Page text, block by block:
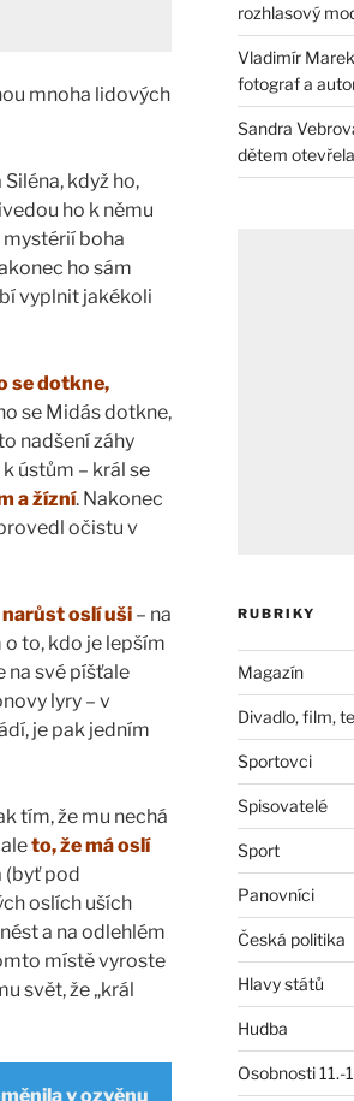
mnoha lidových
když ho,
ho k němu
mystérií boha
ho sám
vyplnit jakékoli
se dotkne,
se Midás dotkne,
nadšení záhy
ústům – král se
a žízní. Nakonec
očistu v
oslí uši – na
to, kdo je lepším
na své píšťale
lyry – v
je pak jedním
tím, že mu nechá
to, že má oslí
(byť pod
oslích uších
a na odlehlém
místě vyroste
svět, že „král
v ozvěnu
rozhlasový
Vladimír
fotograf a
Sandra
dětem
RUBRIKY
Magazín
Divadlo, film,
Sportovci
Spisovatelé
Sport
Panovníci
Česká politika
Hlavy států
Hudba
Osobnosti 11.-